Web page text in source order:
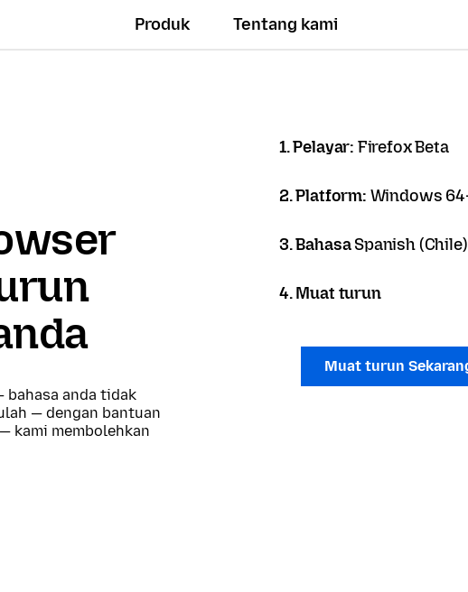
Produk Tentang kami
bahasa anda tidak
— dengan bantuan
kami membolehkan
1. Pelayar: Firefox Beta
2. Platform: Windows
3. BahasaSpanish
4. Muat turun
Muat turun